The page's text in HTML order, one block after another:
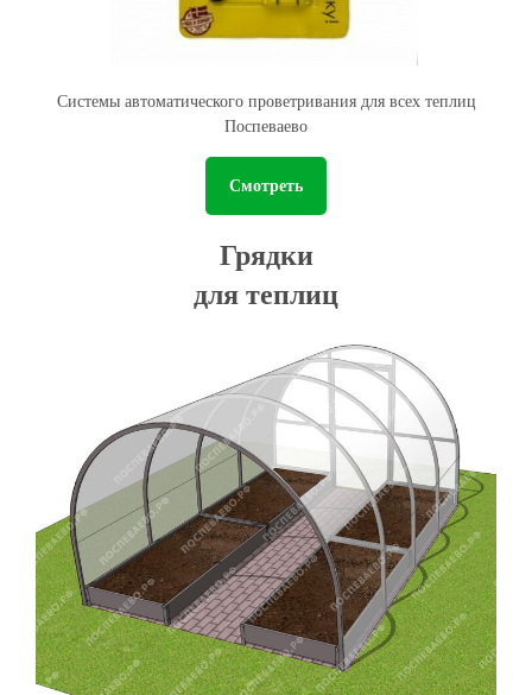
Системы автоматического проветривания для всех теплиц
Поспеваево
Смотреть
Грядки
для теплиц